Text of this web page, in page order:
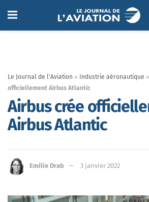
Le Journal de l'Aviation » Industrie aéronautique »
officiellement Airbus Atlantic
Airbus crée
Airbus Atlantic
Emilie Drab 3 janvier 2022